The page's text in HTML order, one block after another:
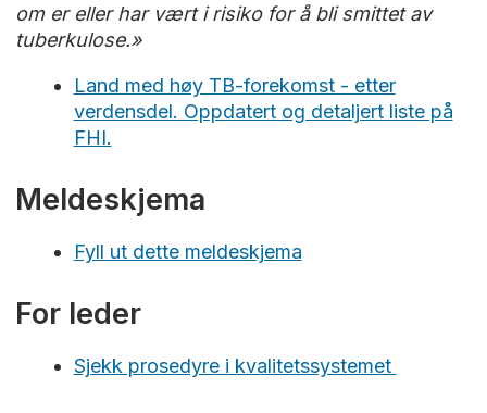
om er eller har vært i risiko for å bli smittet av
tuberkulose.»
Land med høy TB-forekomst - etter
verdensdel. Oppdatert og detaljert liste på
FHI.
Meldeskjema
Fyll ut dette meldeskjema
For leder
Sjekk prosedyre i kvalitetssystemet